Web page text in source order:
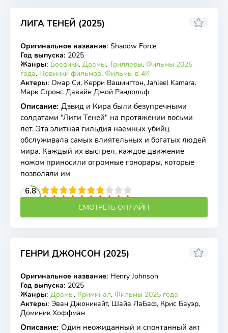
ЛИГА ТЕНЕЙ (2025)
WEB-DL
5.13
Оригинальное название: Shadow Force
Год выпуска: 2025
Жанры: Боевики, Драмы, Триллеры, Фильмы 2025
года, Новинки фильмов, Фильмы в 4К
Актеры: Омар Си, Керри Вашингтон, Jahleel Kamara,
Марк Стронг, Давайн Джой Рэндольф
Описание: Дэвид и Кира были безупречными
солдатами "Лиги Теней" на протяжении восьми
лет. Эта элитная гильдия наемных убийц
обслуживала самых влиятельных и богатых людей
мира. Каждый их выстрел, каждое движение
ножом приносили огромные гонорары, которые
позволяли им
6.8
4 5 6 7 8 9 10
СМОТРЕТЬ ОНЛАЙН
ГЕНРИ ДЖОНСОН (2025)
WEB-DL
5.9
Оригинальное название: Henry Johnson
Год выпуска: 2025
Жанры: Драмы, Криминал, Фильмы 2025 года
Актеры: Эван Джоникайт, Шайа ЛаБаф, Крис Бауэр,
Доминик Хоффман
Описание: Один неожиданный и спонтанный акт